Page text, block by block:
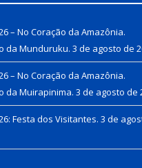
– No Coração da Amazônia.
da Munduruku. 3 de agosto de
– No Coração da Amazônia.
da Muirapinima. 3 de agosto de
Festa dos Visitantes. 3 de